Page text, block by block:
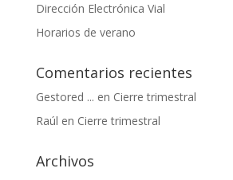
Dirección Electrónica Vial
Horarios de verano
Comentarios recientes
Gestored ... en Cierre trimestral
Raúl en Cierre trimestral
Archivos